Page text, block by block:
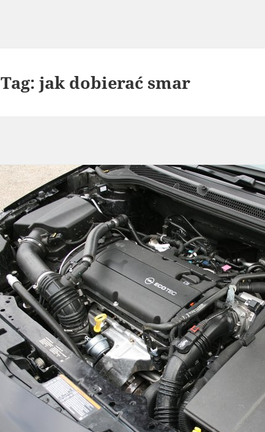
Tag:jak dobierać smar